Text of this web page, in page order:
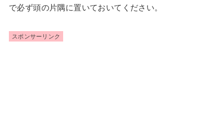
で必ず頭の片隅に置いておいてください。
スポンサーリンク